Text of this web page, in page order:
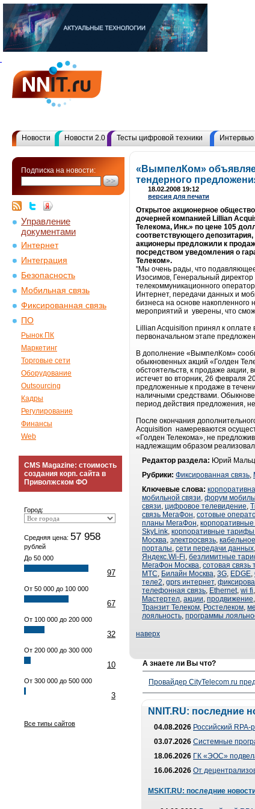
Новости Новости 2.0 Тесты цифровой техники Интервью
Подписка на новости:
Управление
документами
Интернет
Интеграция
Безопасность
Мобильная связь
Фиксированная связь
ПО
Рынок ПК
Маркетинг
Торговые сети
Оборудование
Outsourcing
Кадры
Регулирование
Финансы
Web
CMS Magazine: стоимость
создания корп. сайта в
Приволжском ФО
Город:
Средняя цена: 57 958
рублей
До 50 000
97
От 50 000 до 100 000
67
От 100 000 до 200 000
32
От 200 000 до 300 000
10
От 300 000 до 500 000
3
Все типы сайтов
«ВымпелКом»
тендерного
18.02.2008 19:12
версия для печати
Открытое акционерное
дочерней компанией Lillian
Телекома, Инк.» по цене 105
соответствующего
акционеры предложили к
посредством уведомления о
Телеком».
"Мы очень рады, что
Изосимов, Генеральный
телекоммуникационного
Интернет, передачи данных и
бизнеса на основе
мероприятий и уверены, что
Lillian Acquisition принял к
первоначальном этапе
В дополнение «ВымпелКом»
обыкновенных акций «Голден
обстоятельств, к продаже
истечет во вторник, 26 февраля
предложенные к продаже в
наличными средствами.
период действия предложения,
После окончания
Acquisition намереваются
«Голден Телекома», не
надлежащим образом
Редактор раздела: Юрий
Рубрики: Фиксированная связь,
Ключевые слова:
мобильной связи, форум
связи, цифровое телевидение,
связь МегаФон, сотовые
планы МегаФон,
SkyLink, корпоративные
Москва, электросвязь,
порталы, сети передачи данных,
Яндекс.Wi-Fi, безлимитные
МегаФон Москва, сотовая
МТС, Билайн Москва, 3G, EDGE,
теле2, gprs интернет,
телефонная связь, Ethernet, wi fi,
Мастертел, акции, продвижение,
Транзит Телеком, Ростелеком,
лояльность, программы
наверх
А знаете ли Вы что?
Провайдер CityTelecom.ru
NNIT.RU: последние
04.08.2026 Российский
03.07.2026 Системные
18.06.2026 ГК «ЭОС»
16.06.2026 От
MSKIT.RU: последние